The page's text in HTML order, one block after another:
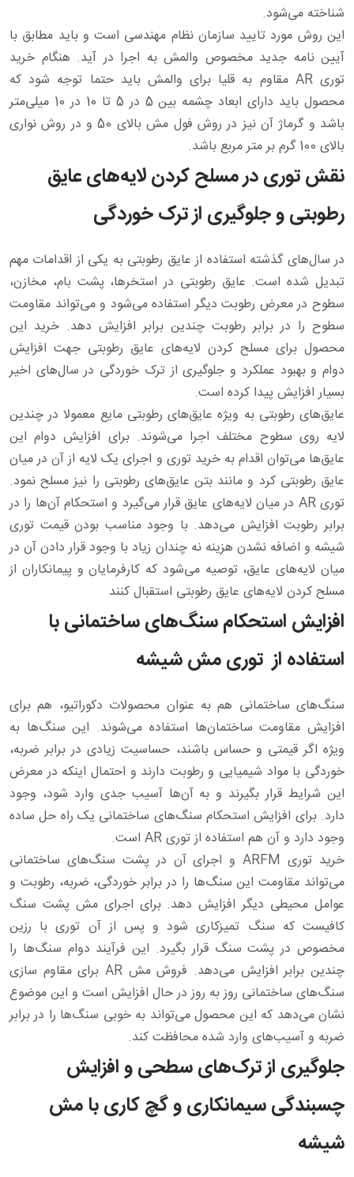
شناخته می‌شود.
این روش مورد تایید سازمان نظام مهندسی است و باید مطابق با
آیین نامه جدید مخصوص والمش به اجرا در آید. هنگام خرید
توری AR مقاوم به قلیا برای والمش باید حتما توجه شود که
محصول باید دارای ابعاد چشمه بین 5 در 5 تا 10 در 10 میلی‌متر
باشد و گرماژ آن نیز در روش فول مش بالای 50 و در روش نواری
بالای 100 گرم بر متر مربع باشد.
نقش توری در مسلح کردن لایه‌های عایق
رطوبتی و جلوگیری از ترک خوردگی
در سال‌های گذشته استفاده از عایق رطوبتی به یکی از اقدامات مهم
تبدیل شده است. عایق رطوبتی در استخرها، پشت بام، مخازن،
سطوح در معرض رطوبت دیگر استفاده می‌شود و می‌تواند مقاومت
سطوح را در برابر رطوبت چندین برابر افزایش دهد. خرید این
محصول برای مسلح کردن لایه‌های عایق رطوبتی جهت افزایش
دوام و بهبود عملکرد و جلوگیری از ترک خوردگی در سال‌های اخیر
بسیار افزایش پیدا کرده است.
عایق‌های رطوبتی به ویژه عایق‌های رطوبتی مایع معمولا در چندین
لایه روی سطوح مختلف اجرا می‌شوند. برای افزایش دوام این
عایق‌ها می‌توان اقدام به خرید توری و اجرای یک لایه از آن در میان
عایق رطوبتی کرد و مانند بتن عایق‌های رطوبتی را نیز مسلح نمود.
توری AR در میان لایه‌های عایق قرار می‌گیرد و استحکام آن‌ها را در
برابر رطوبت افزایش می‌دهد. با وجود مناسب بودن قیمت توری
شیشه و اضافه نشدن هزینه نه چندان زیاد با وجود قرار دادن آن در
میان لایه‌های عایق، توصیه می‌شود که کارفرمایان و پیمانکاران از
مسلح کردن لایه‌های عایق رطوبتی استقبال کنند
افزایش استحکام سنگ‌های ساختمانی با
استفاده از توری مش شیشه
سنگ‌های ساختمانی هم به عنوان محصولات دکوراتیو، هم برای
افزایش مقاومت ساختمان‌ها استفاده می‌شوند. این سنگ‌ها به
ویژه اگر قیمتی و حساس باشند، حساسیت زیادی در برابر ضربه،
خوردگی با مواد شیمیایی و رطوبت دارند و احتمال اینکه در معرض
این شرایط قرار بگیرند و به آن‌ها آسیب جدی وارد شود، وجود
دارد. برای افزایش استحکام سنگ‌های ساختمانی یک راه حل ساده
وجود دارد و آن هم استفاده از توری AR است.
خرید توری ARFM و اجرای آن در پشت سنگ‌های ساختمانی
می‌تواند مقاومت این سنگ‌ها را در برابر خوردگی، ضربه، رطوبت و
عوامل محیطی دیگر افزایش دهد. برای اجرای مش پشت سنگ
کافیست که سنگ تمیزکاری شود و پس از آن توری با رزین
مخصوص در پشت سنگ قرار بگیرد. این فرآیند دوام سنگ‌ها را
چندین برابر افزایش می‌دهد. فروش مش AR برای مقاوم سازی
سنگ‌های ساختمانی روز به روز در حال افزایش است و این موضوع
نشان می‌دهد که این محصول می‌تواند به خوبی سنگ‌ها را در برابر
ضربه و آسیب‌های وارد شده محافظت کند.
جلوگیری از ترک‌های سطحی و افزایش
چسبندگی سیمانکاری و گچ کاری با مش
شیشه